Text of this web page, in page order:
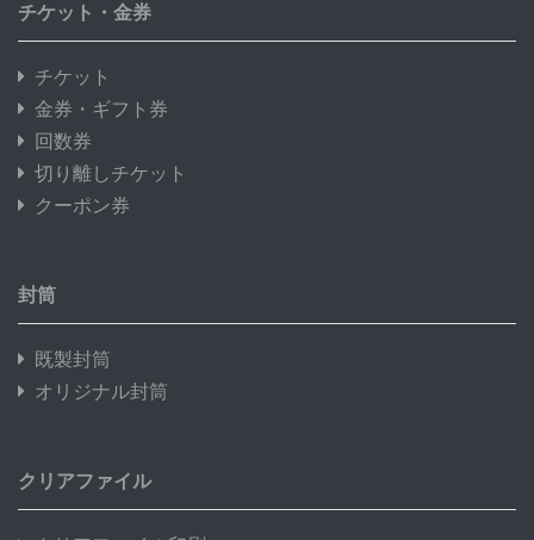
チケット・金券
チケット
金券・ギフト券
回数券
切り離しチケット
クーポン券
封筒
既製封筒
オリジナル封筒
クリアファイル